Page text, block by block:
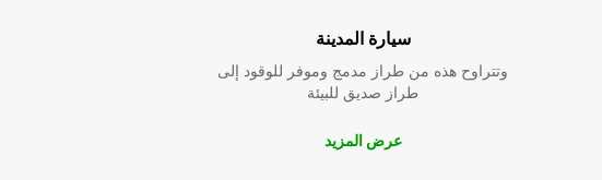
سيارة المدينة
وتتراوح هذه من طراز مدمج وموفر للوقود إلى
طراز صديق للبيئة
عرض المزيد